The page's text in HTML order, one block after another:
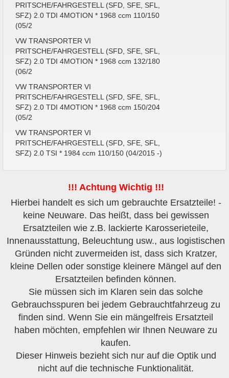
PRITSCHE/FAHRGESTELL (SFD, SFE, SFL,
SFZ) 2.0 TDI 4MOTION * 1968 ccm 110/150
(05/2
VW TRANSPORTER VI
PRITSCHE/FAHRGESTELL (SFD, SFE, SFL,
SFZ) 2.0 TDI 4MOTION * 1968 ccm 132/180
(06/2
VW TRANSPORTER VI
PRITSCHE/FAHRGESTELL (SFD, SFE, SFL,
SFZ) 2.0 TDI 4MOTION * 1968 ccm 150/204
(05/2
VW TRANSPORTER VI
PRITSCHE/FAHRGESTELL (SFD, SFE, SFL,
SFZ) 2.0 TSI * 1984 ccm 110/150 (04/2015 -)
!!! Achtung Wichtig !!!
Hierbei handelt es sich um gebrauchte Ersatzteile! -
keine Neuware. Das heißt, dass bei gewissen
Ersatzteilen wie z.B. lackierte Karosserieteile,
Innenausstattung, Beleuchtung usw., aus logistischen
Gründen nicht zuvermeiden ist, dass sich Kratzer,
kleine Dellen oder sonstige kleinere Mängel auf den
Ersatzteilen befinden können.
Sie müssen sich im Klaren sein das solche
Gebrauchsspuren bei jedem Gebrauchtfahrzeug zu
finden sind. Wenn Sie ein mängelfreis Ersatzteil
haben möchten, empfehlen wir Ihnen Neuware zu
kaufen.
Dieser Hinweis bezieht sich nur auf die Optik und
nicht auf die technische Funktionalität.